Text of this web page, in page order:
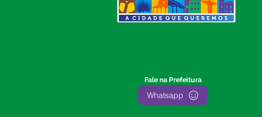
Sena Madureira, Acre, Brasil
Fone: +55 (68) 9927-0502
Fale na Prefeitura
Whatsapp